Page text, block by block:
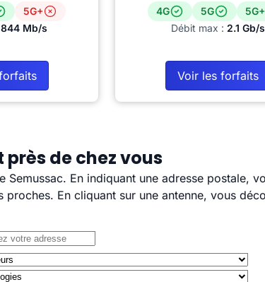
5G+
844 Mb/s
4G 5G
5G+
Débit max : 2.1 Gb/s
Voir les forfaits
de chez vous
En indiquant une adresse postale,
proches. En cliquant sur une antenne, vous